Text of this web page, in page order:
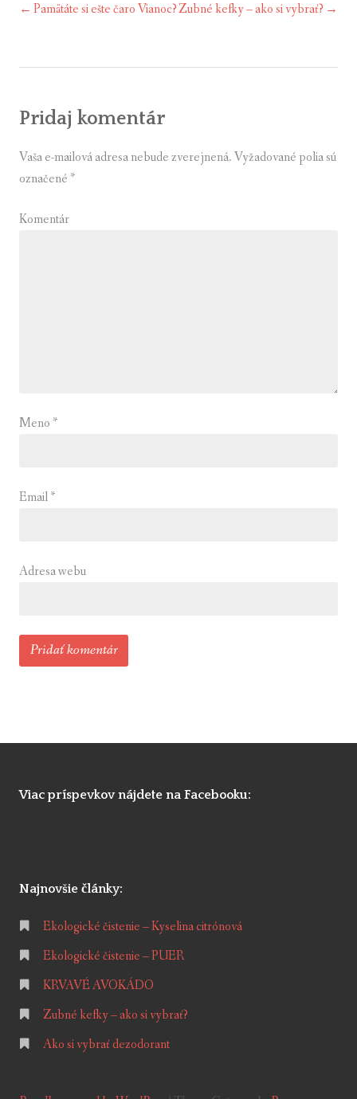
Navigácia
článku
Pamätáte si ešte čaro Vianoc?Zubné kefky – ako si vybrať?
Pridaj komentár
Vaša e-mailová adresa nebude zverejnená.Vyžadované polia sú
označené *
Komentár
Meno *
Email*
Adresa webu
Viac príspevkov nájdete na Facebooku:
Najnovšie články:
Ekologické čistenie – Kyselina citrónová
Ekologické čistenie – PUER
KRVAVÉ AVOKÁDO
Zubné kefky – ako si vybrať?
Ako si vybrať dezodorant